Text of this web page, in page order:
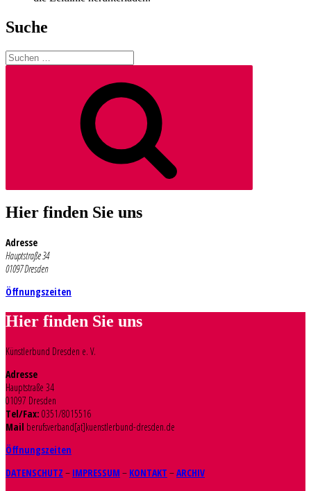
Suche
Suchen
nach:
Hier finden Sie uns
Adresse
Hauptstraße 34
01097 Dresden
Öffnungszeiten
Hier finden Sie uns
Künstlerbund Dresden e. V.
Adresse
Hauptstraße 34
01097 Dresden
Tel/Fax: 0351/8015516
Mail berufsverband[at]kuenstlerbund-dresden.de
Öffnungszeiten
DATENSCHUTZ – IMPRESSUM – KONTAKT –ARCHIV